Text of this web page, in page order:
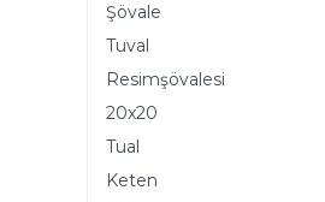
Şövale
Tuval
Resimşövalesi
20x20
Tual
Keten